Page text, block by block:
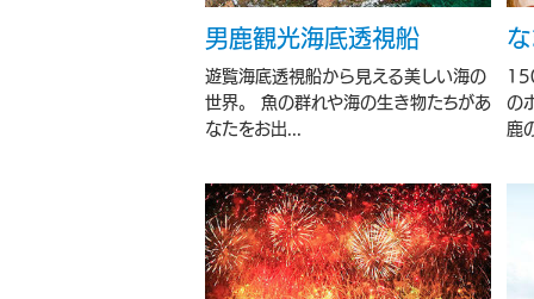
男鹿観光海底透視船
遊覧海底透視船から見える美しい海の
世界。 魚の群れや海の生き物たちがあ
なたをお出...
の
鹿